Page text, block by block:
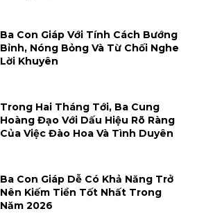
Ba Con Giáp Với Tính Cách Bướng
Bỉnh, Nóng Bỏng Và Từ Chối Nghe
Lời Khuyên
Trong Hai Tháng Tới, Ba Cung
Hoàng Đạo Với Dấu Hiệu Rõ Ràng
Của Việc Đào Hoa Và Tình Duyên
Ba Con Giáp Dễ Có Khả Năng Trở
Nên Kiếm Tiền Tốt Nhất Trong
Năm 2026